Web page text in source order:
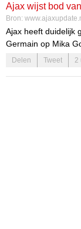
waarop hij omgaat
zijn succes bij de
Ajax wijst bod
Bron:
Ajax heeft duidelijk
Germain op Mika
staat stevig in
grootmacht. Dit
Delen Tweet 2